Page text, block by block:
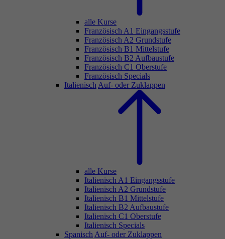
alle Kurse
Französisch A1 Eingangsstufe
Französisch A2 Grundstufe
Französisch B1 Mittelstufe
Französisch B2 Aufbaustufe
Französisch C1 Oberstufe
Französisch Specials
Italienisch Auf- oder Zuklappen
alle Kurse
Italienisch A1 Eingangsstufe
Italienisch A2 Grundstufe
Italienisch B1 Mittelstufe
Italienisch B2 Aufbaustufe
Italienisch C1 Oberstufe
Italienisch Specials
Spanisch Auf- oder Zuklappen